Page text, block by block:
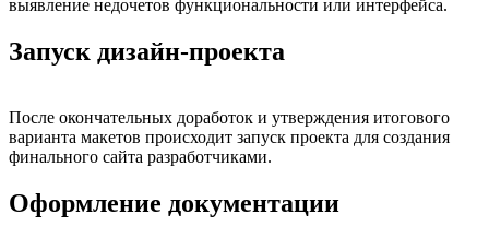
выявление недочетов функциональности или интерфейса.
Запуск дизайн-проекта
После окончательных доработок и утверждения итогового
варианта макетов происходит запуск проекта для создания
финального сайта разработчиками.
Оформление документации